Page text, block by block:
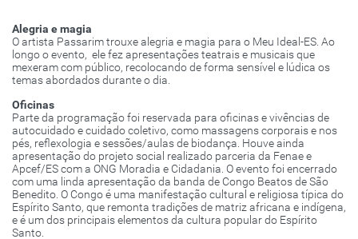
Alegria e magia
O artista Passarim trouxe alegria e magia para o Meu Ideal-ES. Ao
longo o evento, ele fez apresentações teatrais e musicais que
mexeram com público, recolocando de forma sensível e lúdica os
temas abordados durante o dia.
Oficinas
Parte da programação foi reservada para oficinas e vivências de
autocuidado e cuidado coletivo, como massagens corporais e nos
pés, reflexologia e sessões/aulas de biodança. Houve ainda
apresentação do projeto social realizado parceria da Fenae e
Apcef/ES com a ONG Moradia e Cidadania. O evento foi encerrado
com uma linda apresentação da banda de Congo Beatos de São
Benedito. O Congo é uma manifestação cultural e religiosa típica do
Espírito Santo, que remonta tradições de matriz africana e indígena,
e é um dos principais elementos da cultura popular do Espírito
Santo.